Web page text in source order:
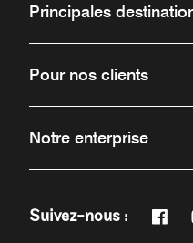
Principales
Pour nos clients
Notre enterprise
Suivez-nous :